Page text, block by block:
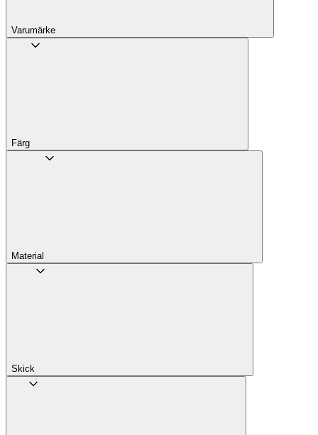
Varumärke
Färg
Material
Skick